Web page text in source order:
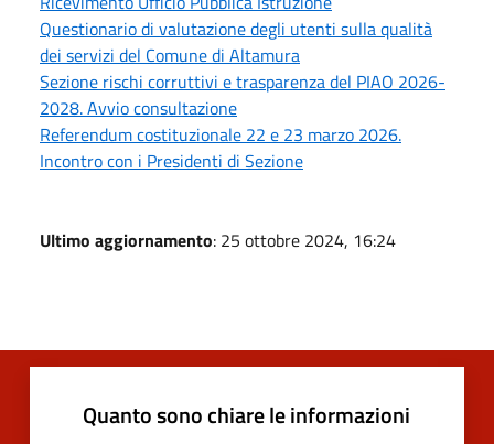
Questionario di valutazione degli utenti sulla qualità
dei servizi del Comune di Altamura
Sezione rischi corruttivi e trasparenza del PIAO 2026-
2028. Avvio consultazione
Referendum costituzionale 22 e 23 marzo 2026.
Incontro con i Presidenti di Sezione
Ultimo aggiornamento: 25 ottobre 2024, 16:24
Quanto sono chiare le informazioni